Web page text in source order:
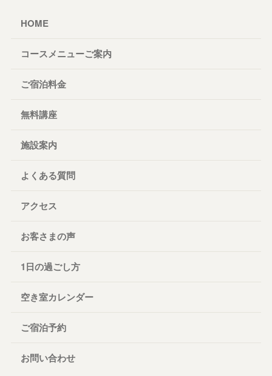
HOME
コースメニューご案内
ご宿泊料金
無料講座
施設案内
よくある質問
アクセス
お客さまの声
1日の過ごし方
空き室カレンダー
ご宿泊予約
お問い合わせ